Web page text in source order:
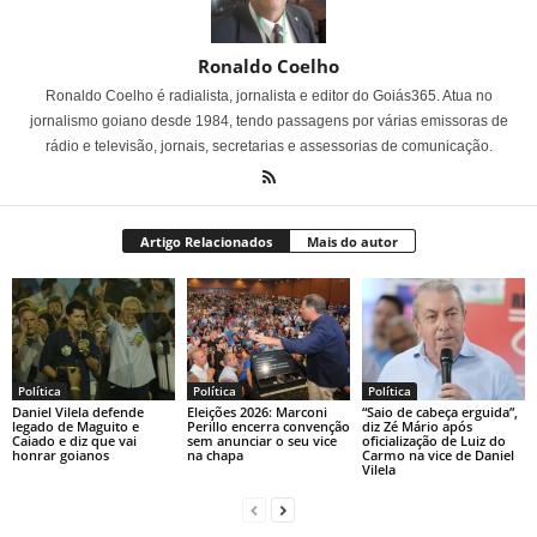
Ronaldo Coelho
Ronaldo Coelho é radialista, jornalista e editor do Goiás365. Atua no
jornalismo goiano desde 1984, tendo passagens por várias emissoras de
rádio e televisão, jornais, secretarias e assessorias de comunicação.
Artigo Relacionados Mais do autor
Política
Daniel Vilela defende
legado de Maguito e
Caiado e diz que vai
honrar goianos
Política
Eleições 2026: Marconi
Perillo encerra convenção
sem anunciar o seu vice
na chapa
Política
“Saio de cabeça erguida”,
diz Zé Mário após
oficialização de Luiz do
Carmo na vice de Daniel
Vilela